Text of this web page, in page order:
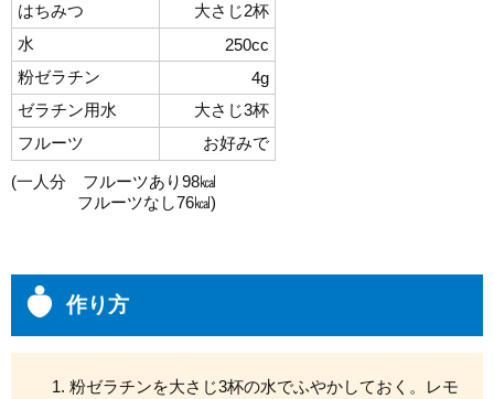
はちみつ
大さじ2杯
水
250cc
粉ゼラチン
4g
ゼラチン用水
大さじ3杯
フルーツ
お好みで
(一人分 フルーツあり98㎉
フルーツなし76㎉)
作り方
粉ゼラチンを大さじ3杯の水でふやかしておく。レモ